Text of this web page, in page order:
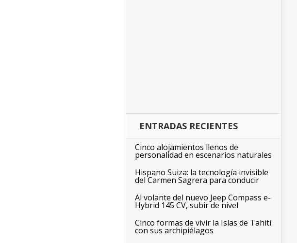
ENTRADAS RECIENTES
Cinco alojamientos llenos de
personalidad en escenarios naturales
Hispano Suiza: la tecnología invisible
del Carmen Sagrera para conducir
Al volante del nuevo Jeep Compass e-
Hybrid 145 CV, subir de nivel
Cinco formas de vivir la Islas de Tahiti
con sus archipiélagos